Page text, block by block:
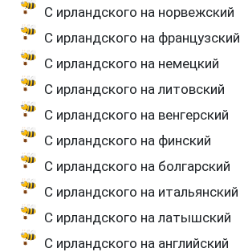
С ирландского на норвежский
С ирландского на французский
С ирландского на немецкий
С ирландского на литовский
С ирландского на венгерский
С ирландского на финский
С ирландского на болгарский
С ирландского на итальянский
С ирландского на латышский
С ирландского на английский